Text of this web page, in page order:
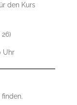
den Kurs
Uhr
finden.